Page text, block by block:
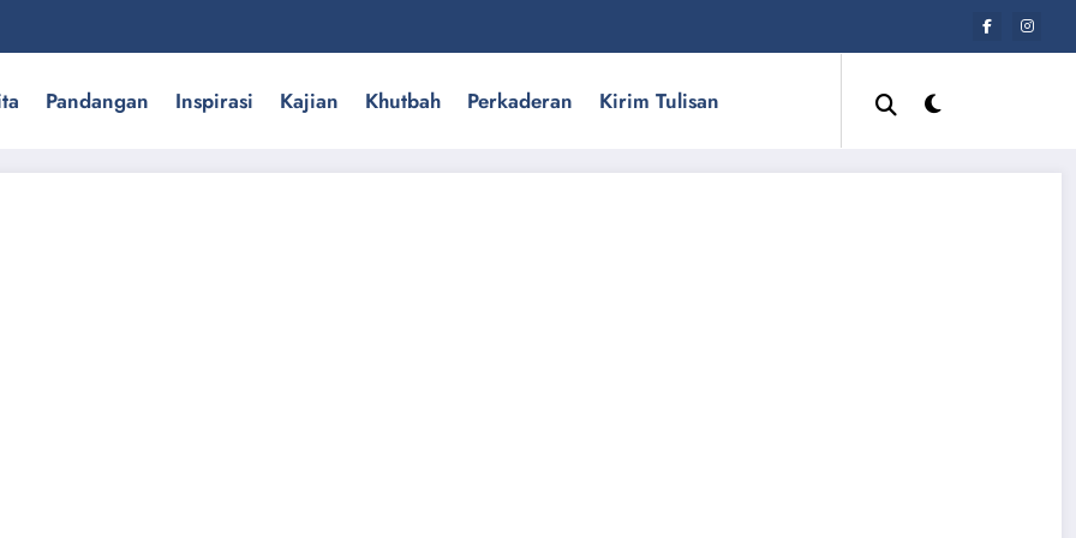
Pandangan Inspirasi Kajian Khutbah Perkaderan Kirim Tulisan